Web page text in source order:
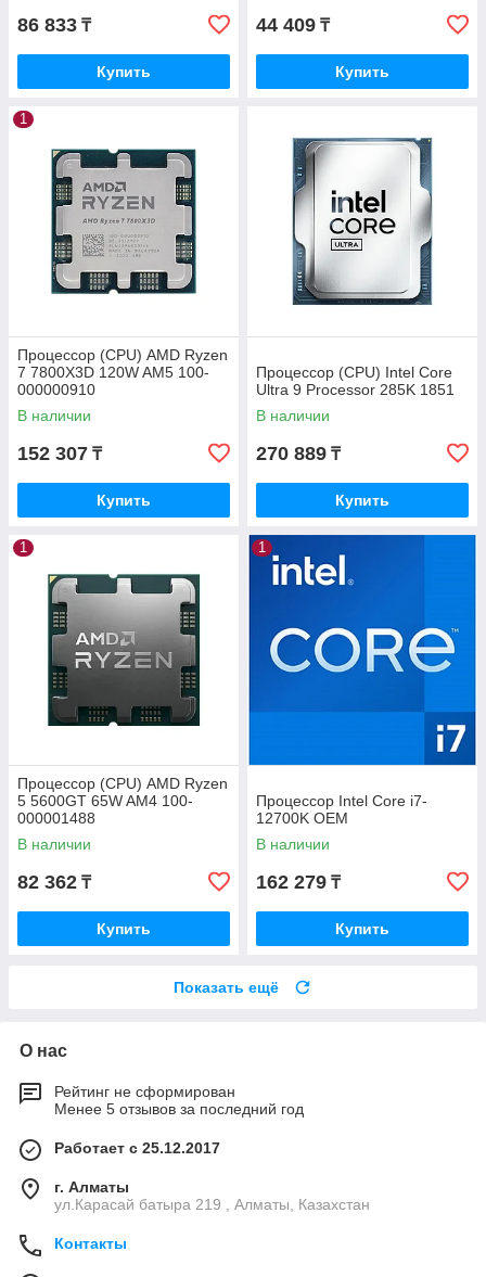
86 833 ₸
Купить
44 409 ₸
Купить
1
Процессор (CPU) AMD Ryzen
7 7800X3D 120W AM5 100-
000000910
В наличии
152 307 ₸
Купить
Процессор (CPU) Intel Core
Ultra 9 Processor 285K 1851
В наличии
270 889 ₸
Купить
1
Процессор (CPU) AMD Ryzen
5 5600GT 65W AM4 100-
000001488
В наличии
82 362 ₸
Купить
1
Процессор Intel Core i7-
12700K OEM
В наличии
162 279 ₸
Купить
Показать ещё
О нас
Рейтинг не сформирован
Менее 5 отзывов за последний год
Работает с 25.12.2017
г. Алматы
ул.Карасай батыра 219 , Алматы, Казахстан
Контакты